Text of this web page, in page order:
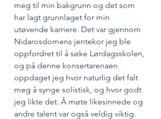
meg til min bakgrunn og det som
har lagt grunnlaget for min
utøvende karriere. Det var gjennom
Nidarosdomens jentekor jeg ble
oppfordret til å søke Lørdagsskolen,
og på denne konsertarenaen
oppdaget jeg hvor naturlig det falt
meg å synge solistisk, og hvor godt
jeg likte det. Å møte likesinnede og
andre talent var også veldig viktig.